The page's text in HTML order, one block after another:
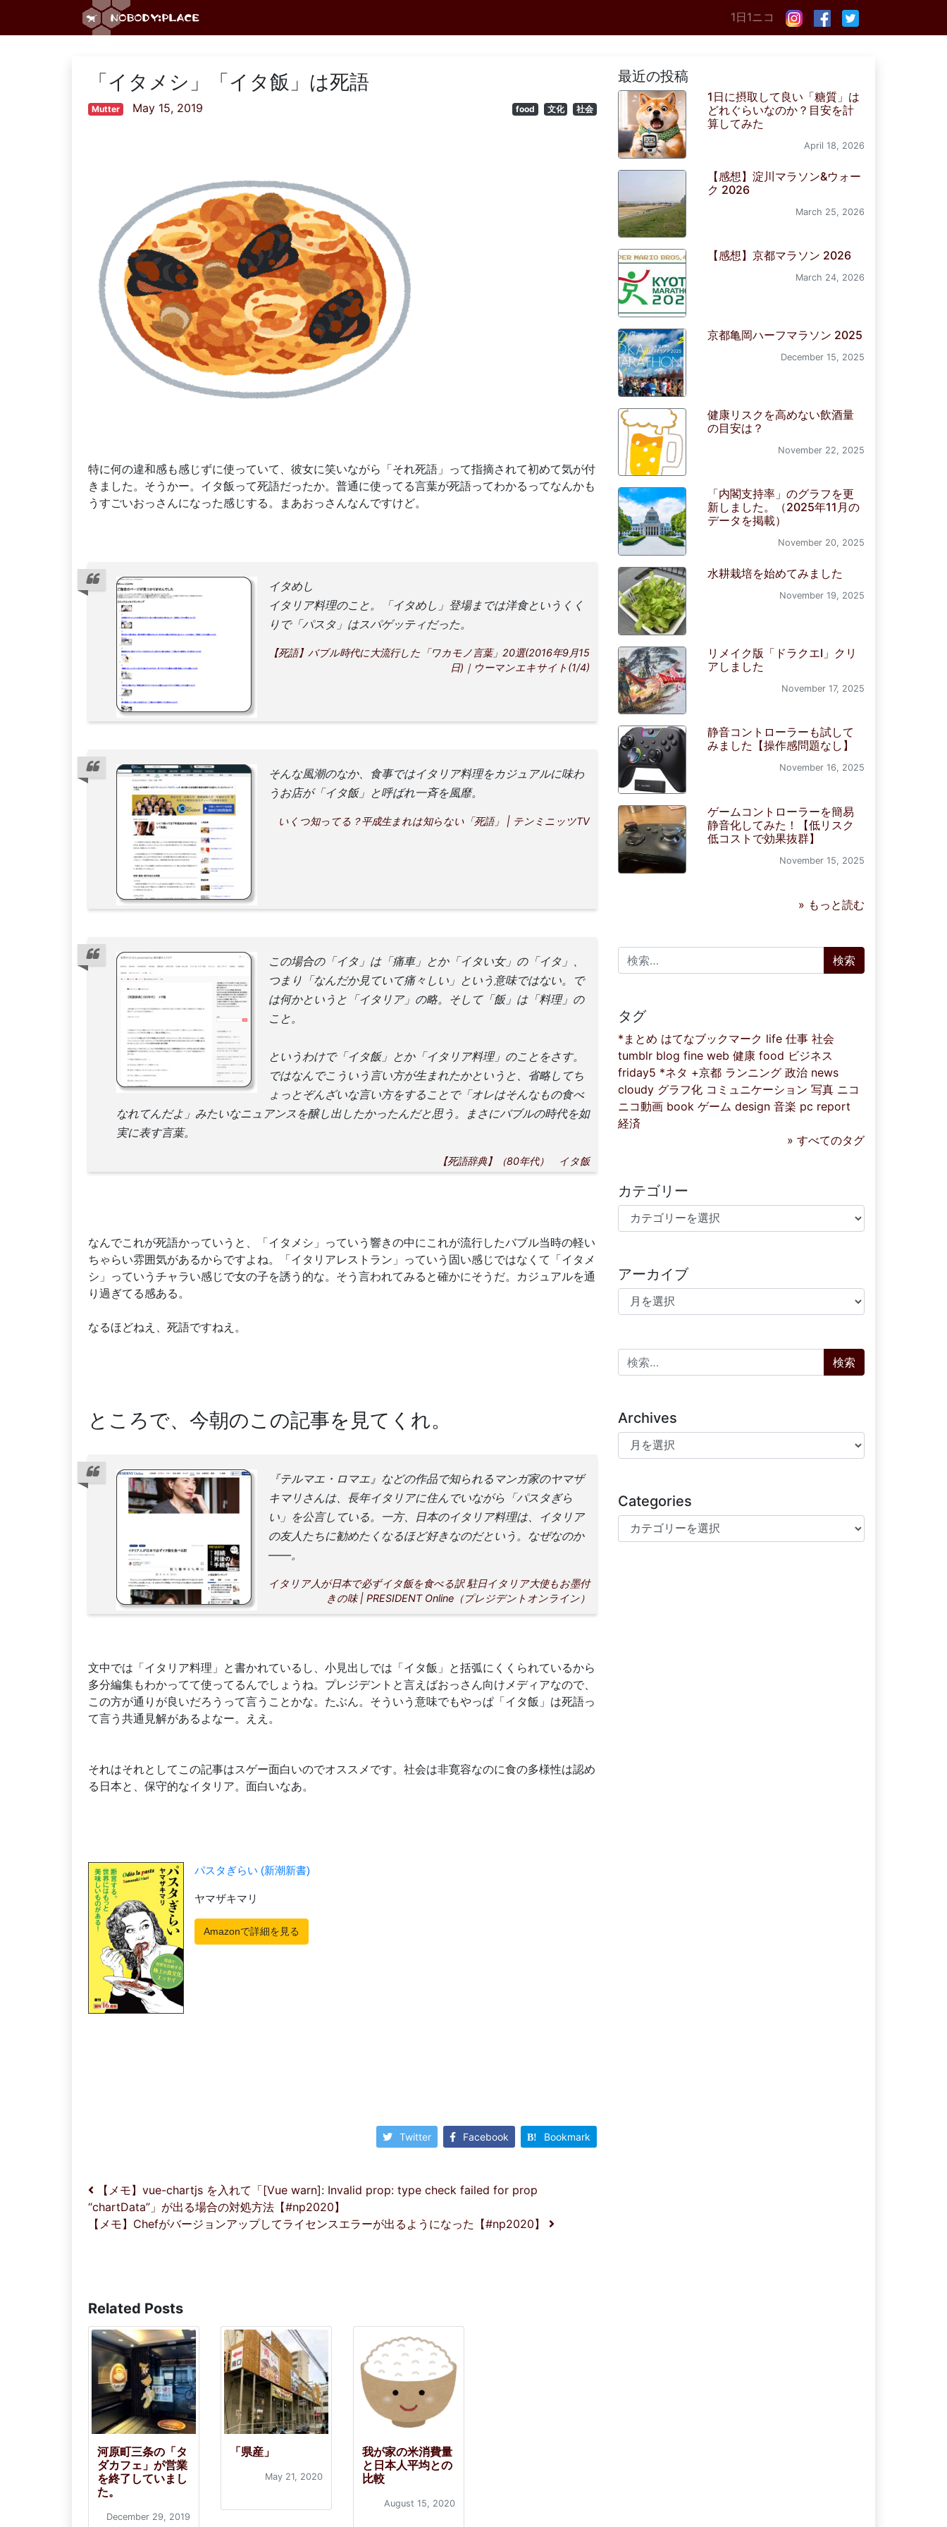
1日1ニコ
「イタメシ」「イタ飯」は死語
Mutter May 15, 2019 food 文化 社会
特に何の違和感も感じずに使っていて、彼女に笑いながら「それ死語」って指摘されて初めて気が付
きました。そうかー。イタ飯って死語だったか。普通に使ってる言葉が死語ってわかるってなんかも
うすごいおっさんになった感じする。まあおっさんなんですけど。
イタめし
イタリア料理のこと。「イタめし」登場までは洋食というくく
りで「パスタ」はスパゲッティだった。
【死語】バブル時代に大流行した「ワカモノ言葉」20選(2016年9月15
日)｜ウーマンエキサイト(1/4)
そんな風潮のなか、食事ではイタリア料理をカジュアルに味わ
うお店が「イタ飯」と呼ばれ一斉を風靡。
いくつ知ってる？平成生まれは知らない「死語」 | テンミニッツTV
この場合の「イタ」は「痛車」とか「イタい女」の「イタ」、
つまり「なんだか見ていて痛々しい」という意味ではない。で
は何かというと「イタリア」の略。そして「飯」は「料理」の
こと。
というわけで「イタ飯」とか「イタリア料理」のことをさす。
ではなんでこういう言い方が生まれたかというと、省略してち
ょっとぞんざいな言い方をすることで「オレはそんなもの食べ
なれてんだよ」みたいなニュアンスを醸し出したかったんだと思う。まさにバブルの時代を如
実に表す言葉。
【死語辞典】（80年代） イタ飯
なんでこれが死語かっていうと、「イタメシ」っていう響きの中にこれが流行したバブル当時の軽い
ちゃらい雰囲気があるからですよね。「イタリアレストラン」っていう固い感じではなくて「イタメ
シ」っていうチャラい感じで女の子を誘う的な。そう言われてみると確かにそうだ。カジュアルを通
り過ぎてる感ある。
なるほどねえ、死語ですねえ。
ところで、今朝のこの記事を見てくれ。
『テルマエ・ロマエ』などの作品で知られるマンガ家のヤマザ
キマリさんは、長年イタリアに住んでいながら「パスタぎら
い」を公言している。一方、日本のイタリア料理は、イタリア
の友人たちに勧めたくなるほど好きなのだという。なぜなのか
――。
イタリア人が日本で必ずイタ飯を食べる訳 駐日イタリア大使もお墨付
きの味 | PRESIDENT Online（プレジデントオンライン）
文中では「イタリア料理」と書かれているし、小見出しでは「イタ飯」と括弧にくくられているから
多分編集もわかってて使ってるんでしょうね。プレジデントと言えばおっさん向けメディアなので、
この方が通りが良いだろうって言うことかな。たぶん。そういう意味でもやっぱ「イタ飯」は死語っ
て言う共通見解があるよなー。ええ。
それはそれとしてこの記事はスゲー面白いのでオススメです。社会は非寛容なのに食の多様性は認め
る日本と、保守的なイタリア。面白いなあ。
Twitter Facebook Bookmark
投稿ナビゲーション
【メモ】vue-chartjs を入れて「[Vue warn]: Invalid prop: type check failed for prop
“chartData”」が出る場合の対処方法【#np2020】
【メモ】Chefがバージョンアップしてライセンスエラーが出るようになった【#np2020】
Related Posts
河原町三条の「タ
ダカフェ」が営業
を終了していまし
た。
December 29, 2019
「県産」
May 21, 2020
我が家の米消費量
と日本人平均との
比較
August 15, 2020
最近の投稿
1日に摂取して良い「糖質」は
どれぐらいなのか？目安を計
算してみた
April 18, 2026
【感想】淀川マラソン&ウォー
ク 2026
March 25, 2026
【感想】京都マラソン 2026
March 24, 2026
京都亀岡ハーフマラソン 2025
December 15, 2025
健康リスクを高めない飲酒量
の目安は？
November 22, 2025
「内閣支持率」のグラフを更
新しました。（2025年11月の
データを掲載）
November 20, 2025
水耕栽培を始めてみました
November 19, 2025
リメイク版「ドラクエI」クリ
アしました
November 17, 2025
静音コントローラーも試して
みました【操作感問題なし】
November 16, 2025
ゲームコントローラーを簡易
静音化してみた！【低リスク
低コストで効果抜群】
November 15, 2025
» もっと読む
検索:
タグ
*まとめ はてなブックマーク life 仕事 社会
tumblr blog fine web 健康 food ビジネス
friday5 *ネタ +京都 ランニング 政治 news
cloudy グラフ化 コミュニケーション 写真 ニコ
ニコ動画 book ゲーム design 音楽 pc report
経済
» すべてのタグ
カテゴリー
カテゴリー
アーカイブ
アーカイブ
検索:
Archives
Archives
Categories
Categories